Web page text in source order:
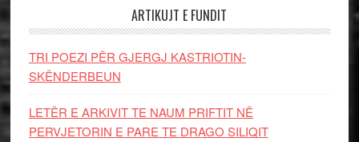
ARTIKUJT E FUNDIT
TRI POEZI PËR GJERGJ KASTRIOTIN-
SKËNDERBEUN
LETËR E ARKIVIT TE NAUM PRIFTIT NË
PERVJETORIN E PARE TE DRAGO SILIQIT